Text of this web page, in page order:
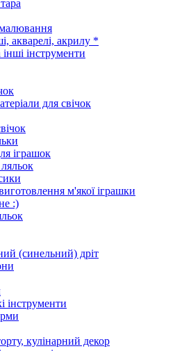
акварелі, акрилу *
інструменти
для свічок
іграшок
м'якої іграшки
:)
(синельний) дріт
інструменти
кулінарний декор